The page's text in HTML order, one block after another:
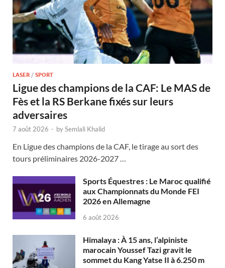
LASER / SPORT
Ligue des champions de la CAF: Le MAS de
Fès et la RS Berkane fixés sur leurs
adversaires
7 août 2026 - bySemlali Khalid
En Ligue des champions de la CAF, le tirage au sort des
tours préliminaires 2026-2027 …
Sports Équestres : Le Maroc qualifié
aux Championnats du Monde FEI
2026 en Allemagne
6 août 2026
Himalaya : À 15 ans, l’alpiniste
marocain Youssef Tazi gravit le
sommet du Kang Yatse II à 6.250 m